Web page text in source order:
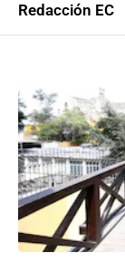
Redacción EC